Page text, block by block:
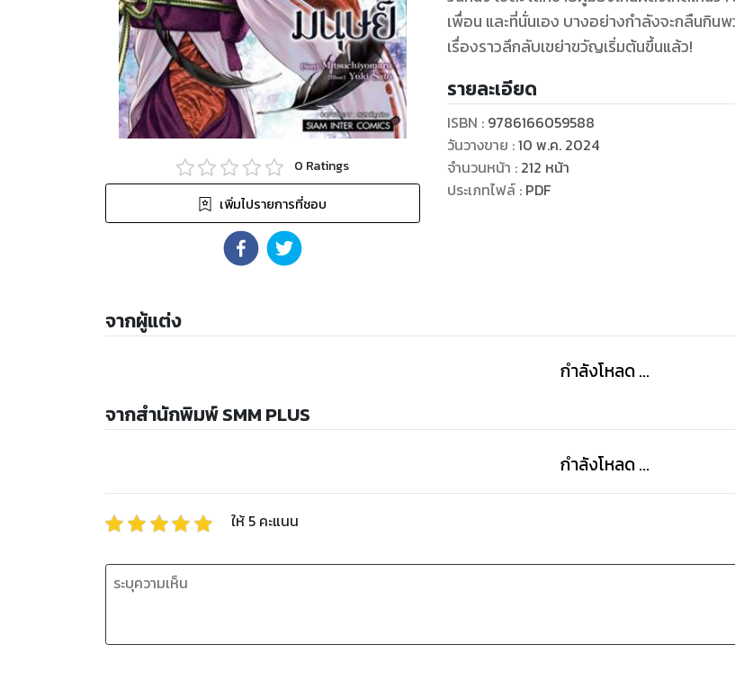
0 Ratings
เพิ่มไปรายการที่ชอบ
เพื่อน และที่นั่นเอง บางอย่างกำลังจะกลืนกินพ
เรื่องราวลึกลับเขย่าขวัญเริ่มต้นขึ้นแล้ว!
รายละเอียด
ISBN : 9786166059588
วันวางขาย :10 พ.ค. 2024
จำนวนหน้า : 212 หน้า
ประเภทไฟล์: PDF
จากผู้แต่ง
กำลังโหลด ...
จากสำนักพิมพ์ SMM PLUS
กำลังโหลด ...
ให้ 5 คะแนน